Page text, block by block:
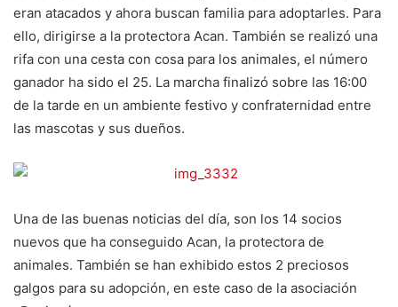
eran atacados y ahora buscan familia para adoptarles. Para
ello, dirigirse a la protectora Acan. También se realizó una
rifa con una cesta con cosa para los animales, el número
ganador ha sido el 25. La marcha finalizó sobre las 16:00
de la tarde en un ambiente festivo y confraternidad entre
las mascotas y sus dueños.
Una de las buenas noticias del día, son los 14 socios
nuevos que ha conseguido Acan, la protectora de
animales. También se han exhibido estos 2 preciosos
galgos para su adopción, en este caso de la asociación